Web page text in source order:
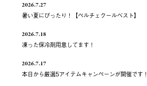
2026.7.27
暑い夏にぴったり！【ペルチェクールベスト】
2026.7.18
凍った保冷剤用意してます！
2026.7.17
本日から厳選5アイテムキャンペーンが開催です！